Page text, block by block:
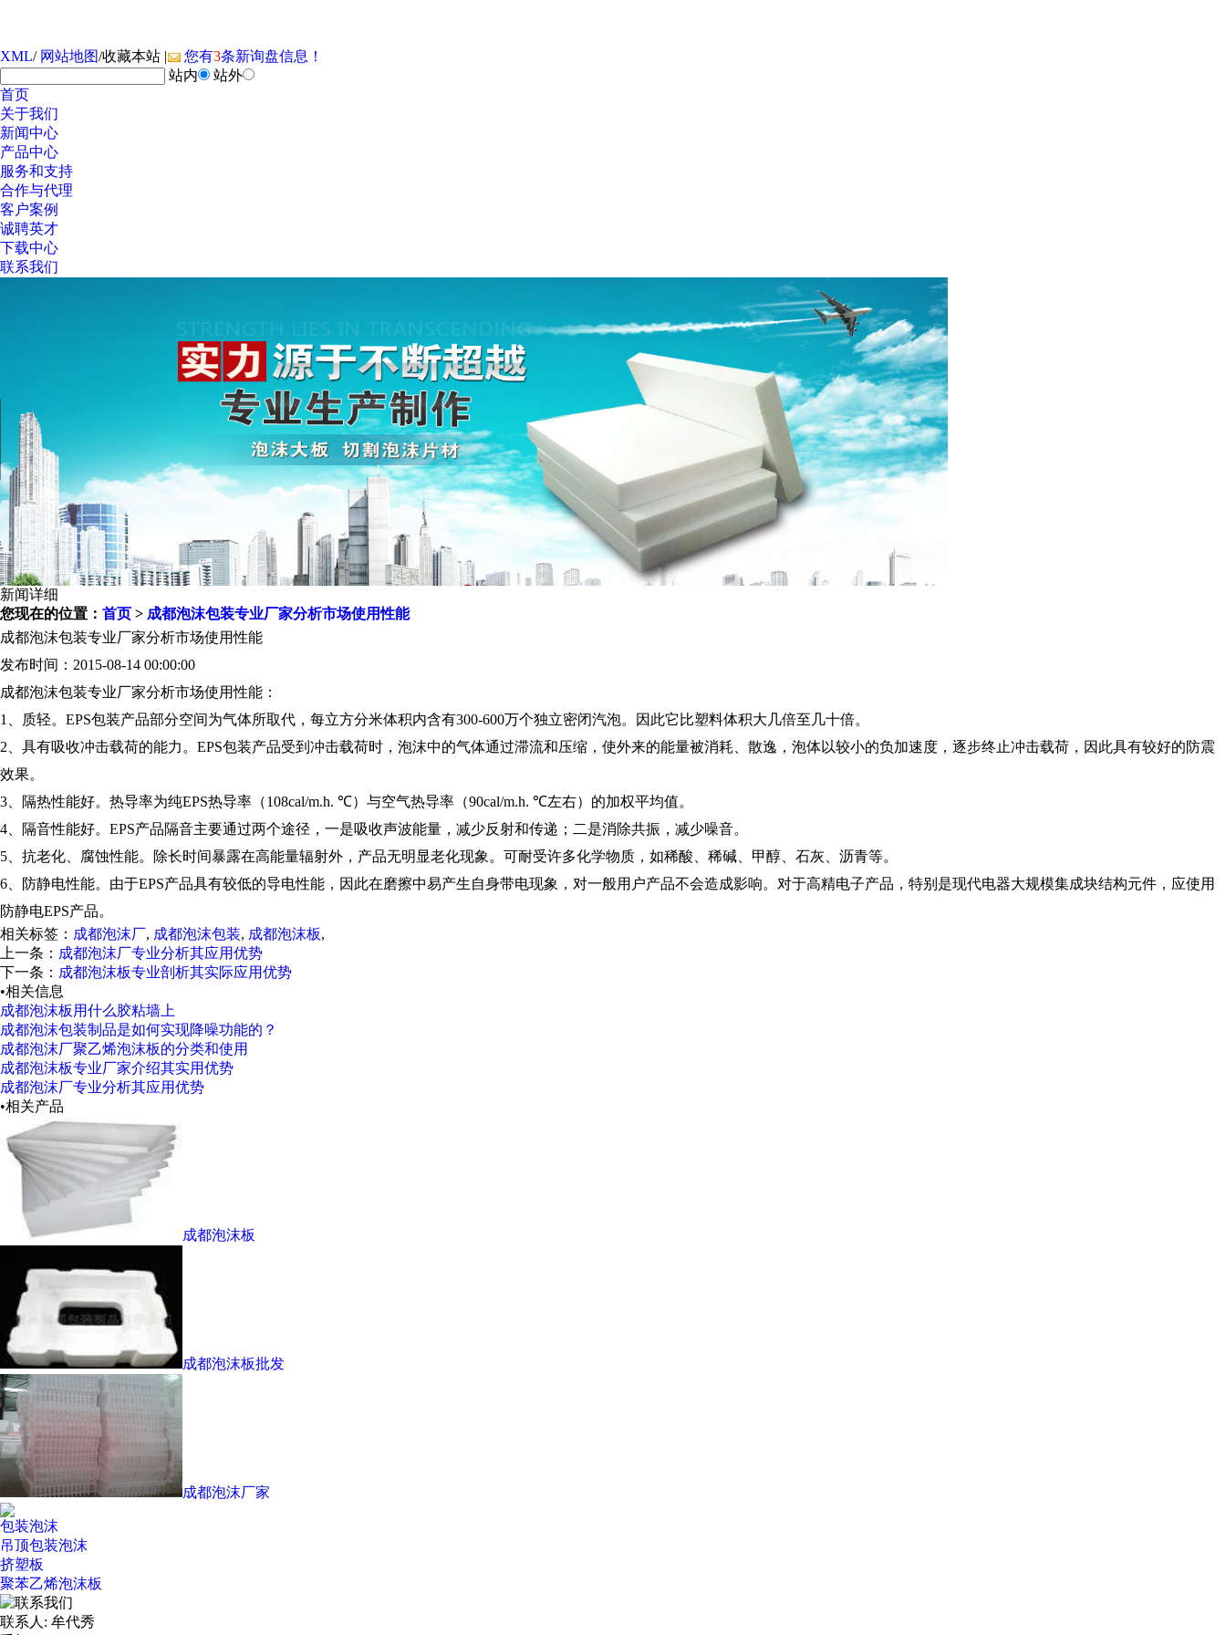
XML/网站地图/收藏本站 | 您有3条新询盘信息！
站内
站外
首页
关于我们
新闻中心
产品中心
服务和支持
合作与代理
客户案例
诚聘英才
下载中心
联系我们
新闻详细
您现在的位置： 首页 > 成都泡沫包装专业厂家分析市场使用性能
成都泡沫包装专业厂家分析市场使用性能
发布时间：2015-08-14 00:00:00
成都泡沫包装专业厂家分析市场使用性能：
1、质轻。EPS包装产品部分空间为气体所取代，每立方分米体积内含有300-600万个独立密闭汽泡。因此它比塑料体积大几倍至几十倍。
2、具有吸收冲击载荷的能力。EPS包装产品受到冲击载荷时，泡沫中的气体通过滞流和压缩，使外来的能量被消耗、散逸，泡体以较小的负加速度，逐步终止冲击载荷，因此具有较好的防震
效果。
3、隔热性能好。热导率为纯EPS热导率（108cal/m.h. ℃）与空气热导率（90cal/m.h. ℃左右）的加权平均值。
4、隔音性能好。EPS产品隔音主要通过两个途径，一是吸收声波能量，减少反射和传递；二是消除共振，减少噪音。
5、抗老化、腐蚀性能。除长时间暴露在高能量辐射外，产品无明显老化现象。可耐受许多化学物质，如稀酸、稀碱、甲醇、石灰、沥青等。
6、防静电性能。由于EPS产品具有较低的导电性能，因此在磨擦中易产生自身带电现象，对一般用户产品不会造成影响。对于高精电子产品，特别是现代电器大规模集成块结构元件，应使用
防静电EPS产品。
相关标签： 成都泡沫厂, 成都泡沫包装, 成都泡沫板,
上一条： 成都泡沫厂专业分析其应用优势
下一条： 成都泡沫板专业剖析其实际应用优势
•相关信息
成都泡沫板用什么胶粘墙上
成都泡沫包装制品是如何实现降噪功能的？
成都泡沫厂聚乙烯泡沫板的分类和使用
成都泡沫板专业厂家介绍其实用优势
成都泡沫厂专业分析其应用优势
•相关产品
成都泡沫板
成都泡沫板批发
成都泡沫厂家
包装泡沫
吊顶包装泡沫
挤塑板
聚苯乙烯泡沫板
联系人: 牟代秀